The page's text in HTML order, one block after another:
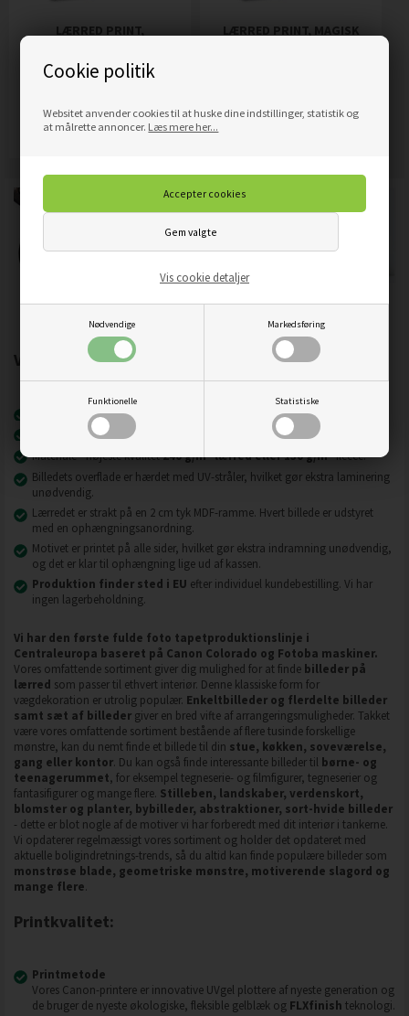
Cookie politik
Websitet anvender cookies til at huske dine indstillinger, statistik og
at målrette annoncer. Læs mere her...
Nødvendige Markedsføring
Funktionelle Statistiske
Vis cookie detaljer
LÆRRED PRINT,
Mere info
LÆRRED PRINT, MAGISK
Vigtigste produktegenskaber:
Nyeste printteknologi
Billeder på lærred er modstandsdygtige over for slid, ridser og snavs.
Materiale - højeste kvalitet240 g/m lærred eller 130 g/m fleece.
Billedets overflade er hærdet med UV-stråler, hvilket gør ekstra laminering
unødvendig.
Lærredet er strakt på en 2 cm tyk MDF-ramme. Hvert billede er udstyret
med en ophængningsanordning.
Motivet er printet på alle sider, hvilket gør ekstra indramning unødvendig,
og det er klar til ophængning lige ud af kassen.
Produktion finder sted i EU efter individuel kundebestilling. Vi har
ingen lagerbeholdning.
Vi har den første fulde foto tapetproduktionslinje i
Centraleuropa baseret på Canon Colorado og Fotoba maskiner.
Vores omfattende sortiment giver dig mulighed for at finde billeder på
lærred som passer til ethvert interiør. Denne klassiske form for
vægdekoration er utrolig populær. Enkeltbilleder og flerdelte billeder
samt sæt af billeder giver en bred vifte af arrangeringsmuligheder. Takket
være vores omfattende sortiment bestående af flere tusinde forskellige
mønstre, kan du nemt finde et billede til din stue, køkken, soveværelse,
gang eller kontor. Du kan også finde interessante billeder til børne- og
teenagerummet, for eksempel tegneserie- og filmfigurer, tegneserier og
fantasifigurer og mange flere. Stilleben, landskaber, verdenskort,
blomster og planter, bybilleder, abstraktioner, sort-hvide billeder
- dette er blot nogle af de motiver vi har forberedt med dit interiør i tankerne.
Vi opdaterer regelmæssigt vores sortiment og holder det opdateret med
aktuelle boligindretnings-trends, så du altid kan finde populære billeder som
monstrøse blade, geometriske mønstre, motiverende slagord og
mange flere.
Printkvalitet:
Printmetode
Vores Canon-printere er innovative UVgel plottere af nyeste generation og
de bruger de nyeste økologiske, fleksible gelblæk og FLXfinish teknologi.